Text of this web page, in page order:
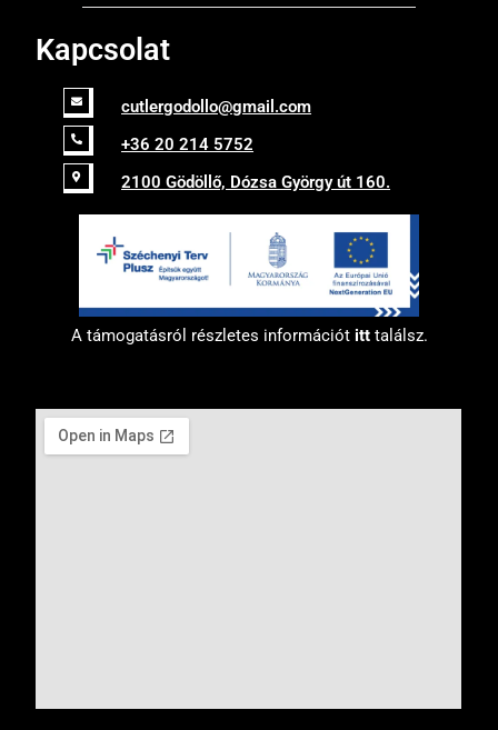
Kapcsolat
cutlergodollo@gmail.com
+36 20 214 5752
2100 Gödöllő, Dózsa György út 160.
A támogatásról részletes információt itt találsz.